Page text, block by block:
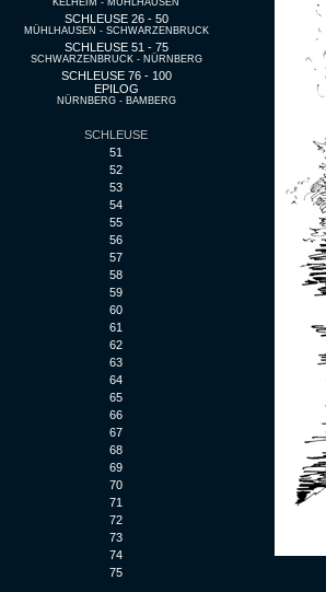
KELHEIM - MÜHLHAUSEN
SCHLEUSE 26 - 50
MÜHLHAUSEN - SCHWARZENBRUCK
SCHLEUSE 51 - 75
SCHWARZENBRUCK - NÜRNBERG
SCHLEUSE 76 - 100
EPILOG
NÜRNBERG - BAMBERG
SCHLEUSE
51
52
53
54
55
56
57
58
59
60
61
62
63
64
65
66
67
68
69
70
71
72
73
74
75